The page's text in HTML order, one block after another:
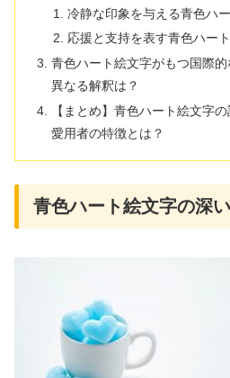
冷静な印象を与える青色ハ
応援と支持を表す青色ハート
青色ハート絵文字がもつ国際
異なる解釈は？
【まとめ】青色ハート絵文字
愛用者の特徴とは？
青色ハート絵文字の深